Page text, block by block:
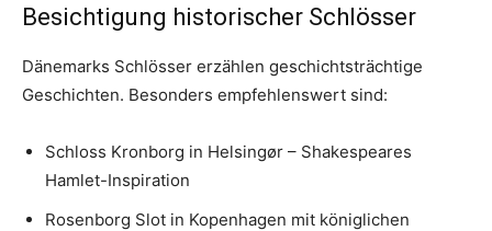
Besichtigung historischer Schlösser
Dänemarks Schlösser erzählen geschichtsträchtige
Geschichten. Besonders empfehlenswert sind:
Schloss Kronborg in Helsingør – Shakespeares
Hamlet-Inspiration
Rosenborg Slot in Kopenhagen mit königlichen